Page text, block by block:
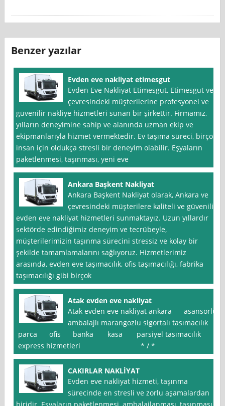
Benzer yazılar
Evden eve nakliyat etimesgut
Evden Eve Nakliyat Etimesgut, Etimesgut ve
çevresindeki müşterilerine profesyonel ve
güvenilir nakliye hizmetleri sunan bir şirkettir. Firmamız,
yılların deneyimine sahip ve alanında uzman ekip ve
ekipmanlarıyla hizmet vermektedir. Ev taşıma süreci, birçok
insan için oldukça stresli bir deneyim olabilir. Eşyaların
paketlenmesi, taşınması, yeni eve
Ankara Başkent Nakliyat
Ankara Başkent Nakliyat olarak, Ankara ve
çevresindeki müşterilere kaliteli ve güvenilir
evden eve nakliyat hizmetleri sunmaktayız. Uzun yıllardır
sektörde edindiğimiz deneyim ve tecrübeyle,
müşterilerimizin taşınma sürecini stressiz ve kolay bir
şekilde tamamlamalarını sağlıyoruz. Hizmetlerimiz
arasında, evden eve taşımacılık, ofis taşımacılığı, fabrika
taşımacılığı gibi birçok
Atak evden eve nakliyat
Atak evden eve nakliyat ankara asansörlü
ambalajlı marangozlu sigortalı tasımacılık
parca ofis banka kasa parsiyel tasımacılık
express hizmetleri * / *
CAKIRLAR NAKLİYAT
Evden eve nakliyat hizmeti, taşınma
sürecinde en stresli ve zorlu aşamalardan